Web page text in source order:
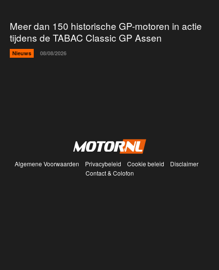
Meer dan 150 historische GP-motoren in actie
tijdens de TABAC Classic GP Assen
Nieuws 08/08/2026
Algemene Voorwaarden Privacybeleid Cookie beleid
Disclaimer
Contact & Colofon